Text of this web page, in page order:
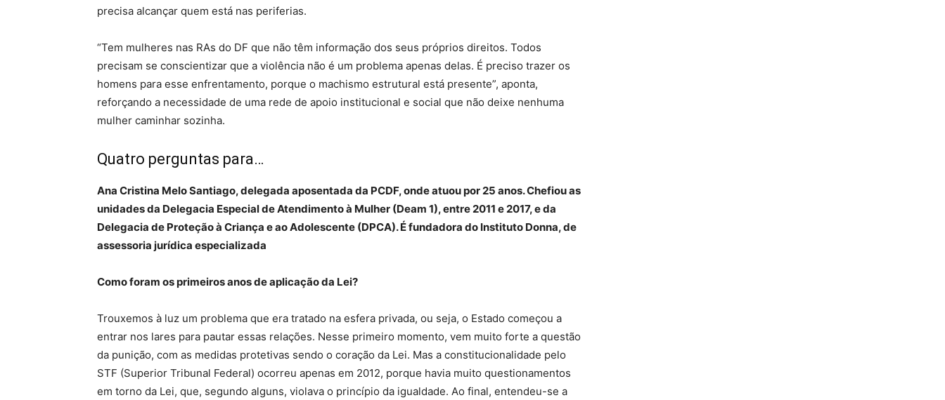
precisa alcançar quem está nas periferias.
“Tem mulheres nas RAs do DF que não têm informação dos seus próprios direitos. Todos
precisam se conscientizar que a violência não é um problema apenas delas. É preciso trazer os
homens para esse enfrentamento, porque o machismo estrutural está presente”, aponta,
reforçando a necessidade de uma rede de apoio institucional e social que não deixe nenhuma
mulher caminhar sozinha.
Quatro perguntas para…
Ana Cristina Melo Santiago, delegada aposentada da PCDF, onde atuou por 25 anos. Chefiou as
unidades da Delegacia Especial de Atendimento à Mulher (Deam 1), entre 2011 e 2017, e da
Delegacia de Proteção à Criança e ao Adolescente (DPCA). É fundadora do Instituto Donna, de
assessoria jurídica especializada
Como foram os primeiros anos de aplicação da Lei?
Trouxemos à luz um problema que era tratado na esfera privada, ou seja, o Estado começou a
entrar nos lares para pautar essas relações. Nesse primeiro momento, vem muito forte a questão
da punição, com as medidas protetivas sendo o coração da Lei. Mas a constitucionalidade pelo
STF (Superior Tribunal Federal) ocorreu apenas em 2012, porque havia muito questionamentos
em torno da Lei, que, segundo alguns, violava o princípio da igualdade. Ao final, entendeu-se a